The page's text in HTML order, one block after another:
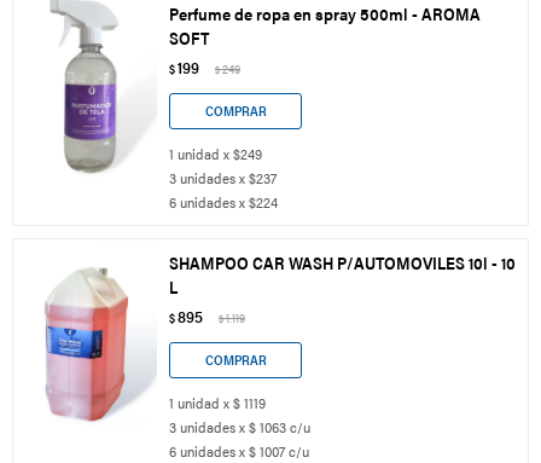
Perfume de ropa en spray 500ml - AROMA
SOFT
$199 $249
1 unidad x $249
3 unidades x $237
6 unidades x $224
SHAMPOO CAR WASH P/AUTOMOVILES 10l - 10
L
$895 $1.119
1 unidad x $ 1119
3 unidades x $ 1063 c/u
6 unidades x $ 1007 c/u